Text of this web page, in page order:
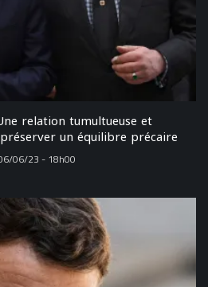
relation tumultueuse et
un équilibre précaire
06/23 - 18h00